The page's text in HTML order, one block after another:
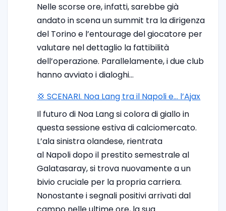
Nelle scorse ore, infatti, sarebbe già
andato in scena un summit tra la dirigenza
del Torino e l’entourage del giocatore per
valutare nel dettaglio la fattibilità
dell’operazione. Parallelamente, i due club
hanno avviato i dialoghi…
💢 SCENARI. Noa Lang tra il Napoli e… l’Ajax
Il futuro di Noa Lang si colora di giallo in
questa sessione estiva di calciomercato.
L’ala sinistra olandese, rientrata
al Napoli dopo il prestito semestrale al
Galatasaray, si trova nuovamente a un
bivio cruciale per la propria carriera.
Nonostante i segnali positivi arrivati dal